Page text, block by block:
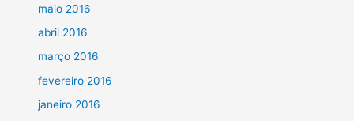
maio 2016
abril 2016
março 2016
fevereiro 2016
janeiro 2016